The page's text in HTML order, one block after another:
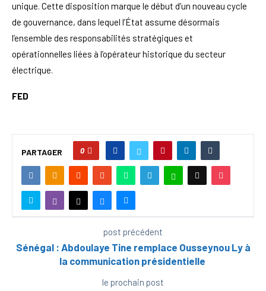
unique. Cette disposition marque le début d’un nouveau cycle
de gouvernance, dans lequel l’État assume désormais
l’ensemble des responsabilités stratégiques et
opérationnelles liées à l’opérateur historique du secteur
électrique.
FED
PARTAGER 0
post précédent
Sénégal : Abdoulaye Tine remplace Ousseynou Ly à
la communication présidentielle
le prochain post